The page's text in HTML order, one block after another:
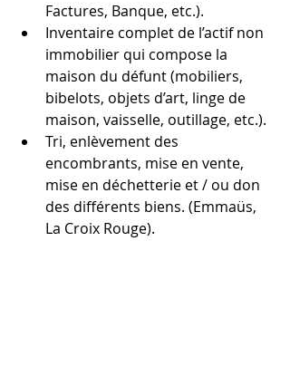
Factures, Banque, etc.).
Inventaire complet de l’actif non
immobilier qui compose la
maison du défunt (mobiliers,
bibelots, objets d’art, linge de
maison, vaisselle, outillage, etc.).
Tri, enlèvement des
encombrants, mise en vente,
mise en déchetterie et / ou don
des différents biens. (Emmaüs,
La Croix Rouge).